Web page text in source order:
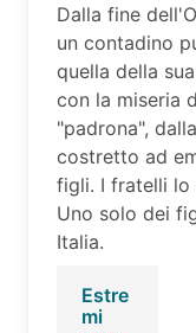
Dalla fine
un contadino
quella della
con la miseria
"padrona",
costretto ad
figli. I fratelli lo
Uno solo dei
Italia.
Estre
mi